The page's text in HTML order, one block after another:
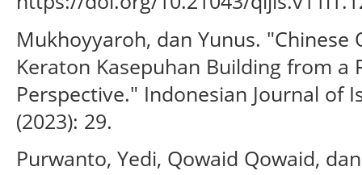
Mukhoyyaroh, dan Yunus.
Keraton Kasepuhan Building from a
Perspective." Indonesian Journal of
(2023): 29.
Purwanto, Yedi, Qowaid Qowaid,